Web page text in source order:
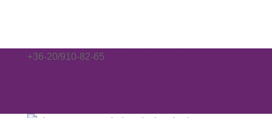
+36-20/910-82-65